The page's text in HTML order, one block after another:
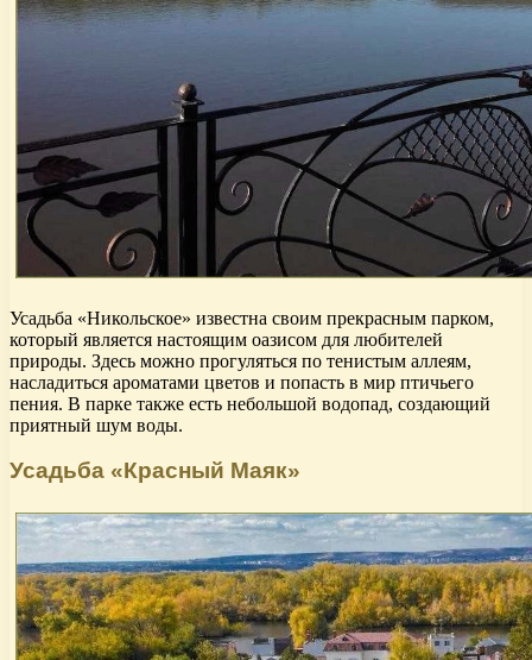
Усадьба «Никольское» известна своим прекрасным парком,
который является настоящим оазисом для любителей
природы. Здесь можно прогуляться по тенистым аллеям,
насладиться ароматами цветов и попасть в мир птичьего
пения. В парке также есть небольшой водопад, создающий
приятный шум воды.
Усадьба «Красный Маяк»